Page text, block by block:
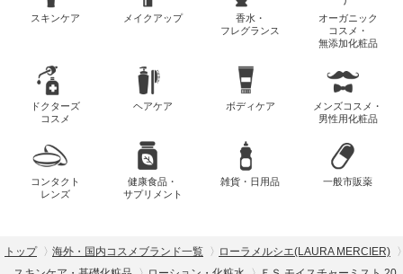
スキンケア メイクアップ
香水・
フレグランス
オーガニック
コスメ・
無添加化粧品
ドクターズ
コスメ
ヘアケア ボディケア
メンズコスメ・
男性用化粧品
コンタクト
レンズ
健康食品・
サプリメント
雑貨・日用品 一般市販薬
トップ 海外・国内コスメブランド一覧
ローラメルシエ(LAURA MERCIER)